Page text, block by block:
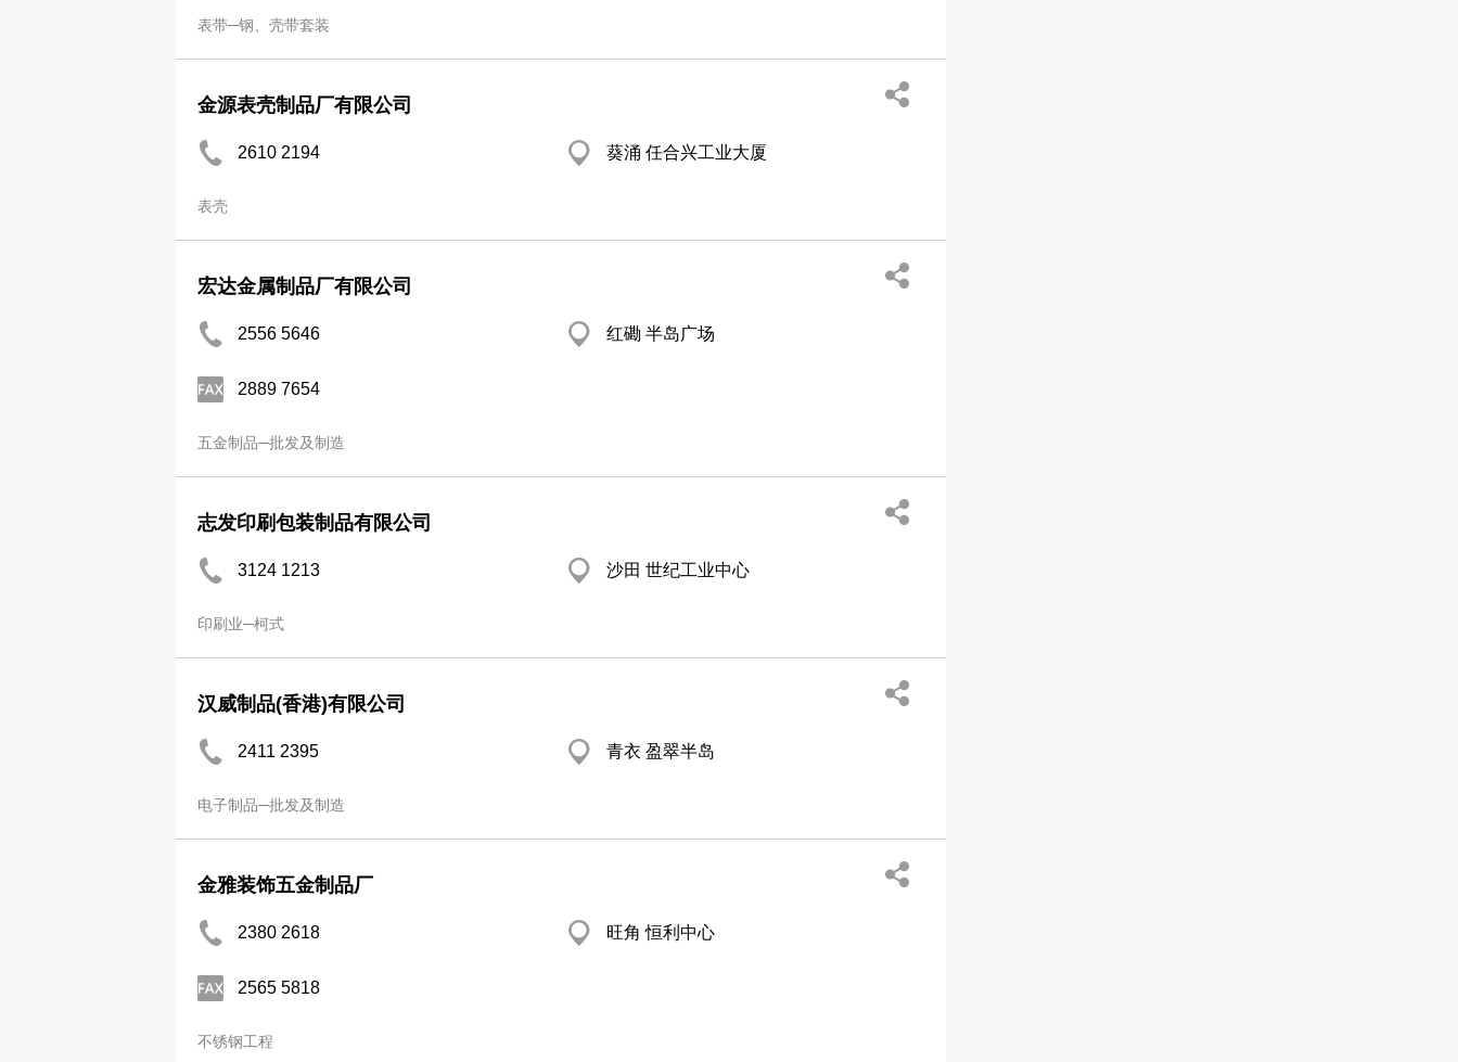
表带─钢、壳带套装
金源表壳制品厂有限公司
2610 2194 葵涌 任合兴工业大厦
表壳
宏达金属制品厂有限公司
2556 5646 红磡 半岛广场
2889 7654
五金制品─批发及制造
志发印刷包装制品有限公司
3124 1213 沙田 世纪工业中心
印刷业─柯式
汉威制品(香港)有限公司
2411 2395 青衣 盈翠半岛
电子制品─批发及制造
金雅装饰五金制品厂
2380 2618 旺角 恒利中心
2565 5818
不锈钢工程